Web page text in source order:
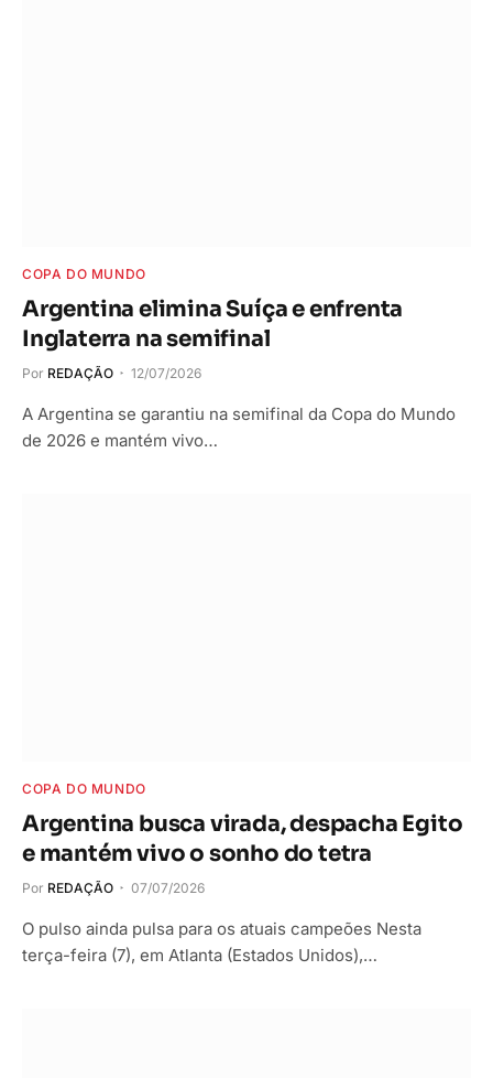
COPA DO MUNDO
Argentina elimina Suíça e enfrenta
Inglaterra na semifinal
Por REDAÇÃO 12/07/2026
A Argentina se garantiu na semifinal da Copa do Mundo
de 2026 e mantém vivo…
COPA DO MUNDO
Argentina busca virada, despacha Egito
e mantém vivo o sonho do tetra
Por REDAÇÃO 07/07/2026
O pulso ainda pulsa para os atuais campeões Nesta
terça-feira (7), em Atlanta (Estados Unidos),…